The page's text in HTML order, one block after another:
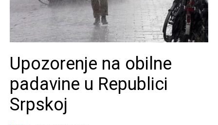
Upozorenje na obilne
padavine u Republici
Srpskoj